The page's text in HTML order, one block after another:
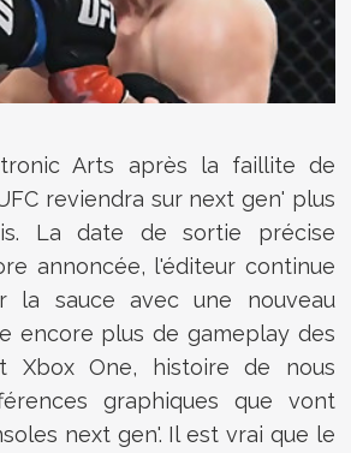
Arts après la faillite de
reviendra sur next gen' plus
La date de sortie précise
annoncée, l'éditeur continue
la sauce avec une nouveau
encore plus de gameplay des
Xbox One, histoire de nous
graphiques que vont
next gen'. Il est vrai que le